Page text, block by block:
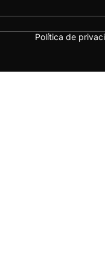
Política de